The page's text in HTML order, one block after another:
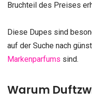
Bruchteil des Preises
Diese Dupes sind
auf der Suche nach
Markenparfums sind.
Warum